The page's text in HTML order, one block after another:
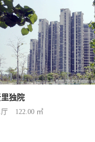
里独院
122.00 ㎡